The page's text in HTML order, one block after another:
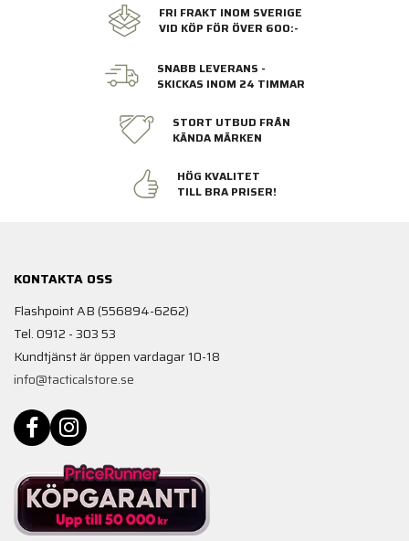
FRI FRAKT INOM SVERIGE
VID KÖP FÖR ÖVER 600:-
SNABB LEVERANS -
SKICKAS INOM 24 TIMMAR
STORT UTBUD FRÅN
KÄNDA MÄRKEN
HÖG KVALITET
TILL BRA PRISER!
KONTAKTA OSS
Flashpoint AB (556894-6262)
Tel. 0912 - 303 53
Kundtjänst är öppen vardagar 10-18
info@tacticalstore.se